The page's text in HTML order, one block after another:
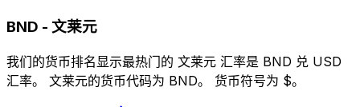
BND - 文莱元
我们的货币排名显示最热门的 文莱元 汇率是 BND 兑 USD
汇率。 文莱元的货币代码为 BND。 货币符号为 $。